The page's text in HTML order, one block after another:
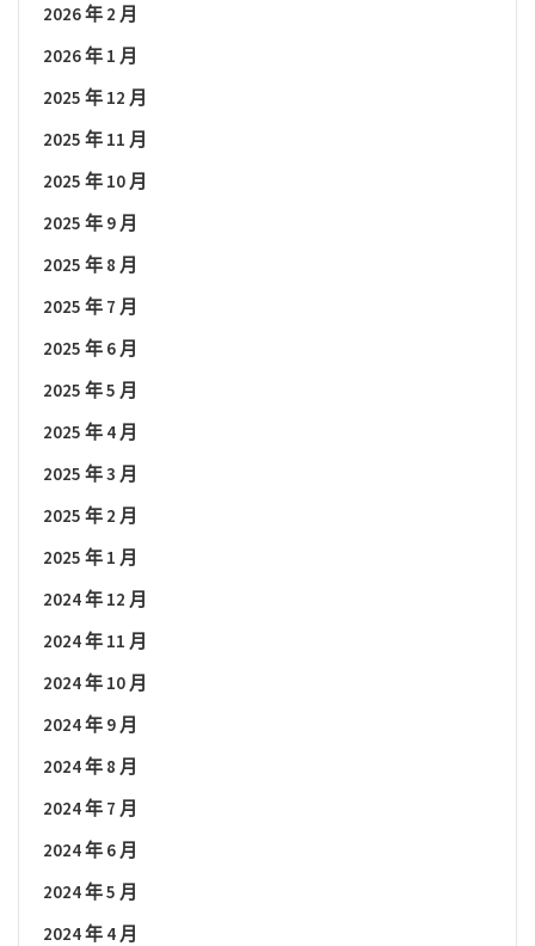
2026 年 2 月
2026 年 1 月
2025 年 12 月
2025 年 11 月
2025 年 10 月
2025 年 9 月
2025 年 8 月
2025 年 7 月
2025 年 6 月
2025 年 5 月
2025 年 4 月
2025 年 3 月
2025 年 2 月
2025 年 1 月
2024 年 12 月
2024 年 11 月
2024 年 10 月
2024 年 9 月
2024 年 8 月
2024 年 7 月
2024 年 6 月
2024 年 5 月
2024 年 4 月